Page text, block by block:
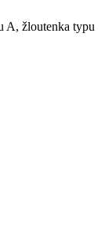
A, žloutenka typu